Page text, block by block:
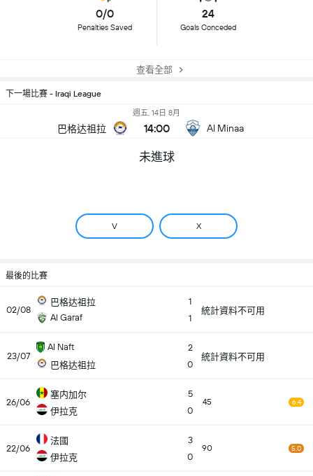
0/0
Penalties Saved
24
Goals Conceded
查看全部
下一場比賽 - Iraqi League
巴格达祖拉
週五, 14日 8月
14:00 Al Minaa
未進球
V X
最後的比賽
02/08
巴格达祖拉
Al Garaf
1
1
統計資料不可用
23/07
Al Naft
巴格达祖拉
2
0
統計資料不可用
26/06
塞内加尔
伊拉克
5
0
45 6.4
22/06
法國
伊拉克
3
0
90 5.0